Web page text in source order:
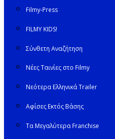
Filmy-Press
FILMY KIDS!
Σύνθετη Αναζήτηση
Νέες Ταινίες στο Filmy
Νεότερα Ελληνικά Trailer
Αφίσες Εκτός Βάσης
Τα Μεγαλύτερα Franchise